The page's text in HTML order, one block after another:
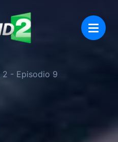
2 - Episodio 9